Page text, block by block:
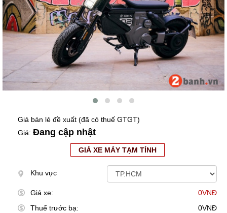
Giá bán lẻ đề xuất (đã có thuế GTGT)
Giá: Đang cập nhật
GIÁ XE MÁY TẠM TÍNH
Khu vực
Giá xe:
0VNĐ
Thuế trước bạ:
0VNĐ